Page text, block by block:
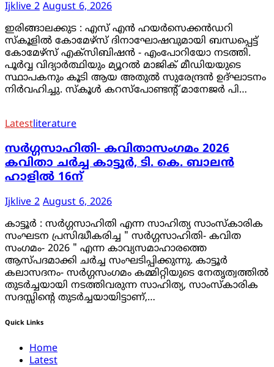
Ijklive 2 August 6, 2026
ഇരിങ്ങാലക്കുട : എസ് എൻ ഹയർസെക്കൻഡറി
സ്കൂളിൽ കോമേഴ്സ് ദിനാഘോഷവുമായി ബന്ധപ്പെട്ട്
കോമേഴ്‌സ് എക്സിബിഷൻ - എംപോറിയോ നടത്തി.
പൂർവ്വ വിദ്യാർത്ഥിയും മ്യൂറൽ മാജിക് മീഡിയയുടെ
സ്ഥാപകനും കൂടി ആയ അതുൽ സുരേന്ദ്രൻ ഉദ്ഘാടനം
നിർവഹിച്ചു. സ്കൂൾ കറസ്പോണ്ടന്റ് മാനേജർ പി…
Latestliterature
സർഗ്ഗസാഹിതി- കവിതാസംഗമം 2026
കവിതാ ചർച്ച കാട്ടൂർ, ടി. കെ. ബാലൻ
ഹാളിൽ 16ന്
Ijklive 2 August 6, 2026
കാട്ടൂർ : സർഗ്ഗസാഹിതി എന്ന സാഹിത്യ സാംസ്കാരിക
സംഘടന പ്രസിദ്ധീകരിച്ച " സർഗ്ഗസാഹിതി- കവിത
സംഗമം- 2026 " എന്ന കാവ്യസമാഹാരത്തെ
ആസ്പദമാക്കി ചർച്ച സംഘടിപ്പിക്കുന്നു. കാട്ടൂർ
കലാസദനം- സർഗ്ഗസംഗമം കമ്മിറ്റിയുടെ നേതൃത്വത്തിൽ
തുടർച്ചയായി നടത്തിവരുന്ന സാഹിത്യ, സാംസ്കാരിക
സദസ്സിൻ്റെ തുടർച്ചയായിട്ടാണ്,…
Quick Links
Home
Latest